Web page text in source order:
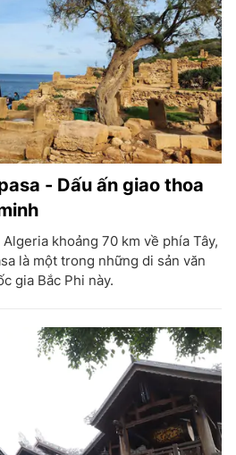
- Dấu ấn giao thoa
khoảng 70 km về phía Tây,
là một trong những di sản văn
gia Bắc Phi này.